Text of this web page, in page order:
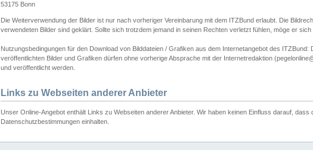
53175 Bonn
Die Weiterverwendung der Bilder ist nur nach vorheriger Vereinbarung mit dem ITZBund erlaubt. Die
verwendeten Bilder sind geklärt. Sollte sich trotzdem jemand in seinen Rechten verletzt fühlen, möge er sich
Nutzungsbedingungen für den Download von Bilddateien / Grafiken aus dem Internetangebot des ITZBund:
veröffentlichten Bilder und Grafiken dürfen ohne vorherige Absprache mit der Internetredaktion
und veröffentlicht werden.
Links zu Webseiten anderer Anbieter
Unser Online-Angebot enthält Links zu Webseiten anderer Anbieter. Wir haben keinen Einfluss darauf, dass
Datenschutzbestimmungen einhalten.